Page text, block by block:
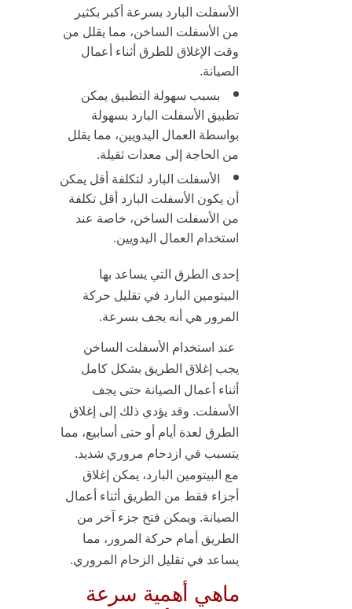
الأسفلت البارد بسرعة أكبر بكثير
من الأسفلت الساخن، مما يقلل من
وقت الإغلاق للطرق أثناء أعمال
الصيانة.
بسبب سهولة التطبيق يمكن
تطبيق الأسفلت البارد بسهولة
بواسطة العمال اليدويين، مما يقلل
من الحاجة إلى معدات ثقيلة.
الأسفلت البارد لتكلفة أقل يمكن
أن يكون الأسفلت البارد أقل تكلفة
من الأسفلت الساخن، خاصة عند
استخدام العمال اليدويين.
إحدى الطرق التي يساعد بها
البيتومين البارد في تقليل حركة
المرور هي أنه يجف بسرعة.
عند استخدام الأسفلت الساخن
يجب إغلاق الطريق بشكل كامل
أثناء أعمال الصيانة حتى يجف
الأسفلت. وقد يؤدي ذلك إلى إغلاق
الطرق لعدة أيام أو حتى أسابيع، مما
يتسبب في ازدحام مروري شديد.
مع البيتومين البارد، يمكن إغلاق
أجزاء فقط من الطريق أثناء أعمال
الصيانة. ويمكن فتح جزء آخر من
الطريق أمام حركة المرور، مما
يساعد في تقليل الزحام المروري.
ماهي أهمية سرعة